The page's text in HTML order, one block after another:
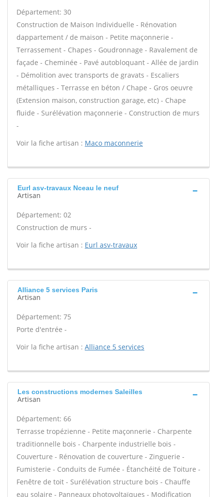
Département: 30
Construction de Maison Individuelle - Rénovation
dappartement / de maison - Petite maçonnerie -
Terrassement - Chapes - Goudronnage - Ravalement de
façade - Cheminée - Pavé autobloquant - Allée de jardin
- Démolition avec transports de gravats - Escaliers
métalliques - Terrasse en béton / Chape - Gros oeuvre
(Extension maison, construction garage, etc) - Chape
fluide - Surélévation maçonnerie - Construction de murs
-
Voir la fiche artisan : Maco maconnerie
Eurl asv-travaux Nceau le neuf
Artisan
Département: 02
Construction de murs -
Voir la fiche artisan : Eurl asv-travaux
Alliance 5 services Paris
Artisan
Département: 75
Porte d'entrée -
Voir la fiche artisan : Alliance 5 services
Les constructions modernes Saleilles
Artisan
Département: 66
Terrasse tropézienne - Petite maçonnerie - Charpente
traditionnelle bois - Charpente industrielle bois -
Couverture - Rénovation de couverture - Zinguerie -
Fumisterie - Conduits de Fumée - Étanchéité de Toiture -
Fenêtre de toit - Surélévation structure bois - Chauffe
eau solaire - Panneaux photovoltaïques - Modification